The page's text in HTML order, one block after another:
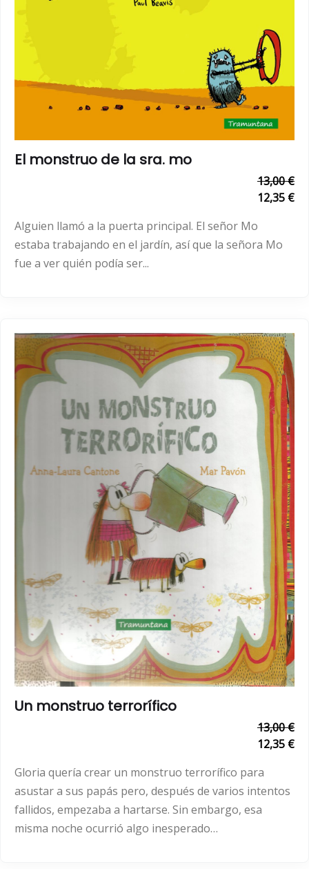
El monstruo de la sra. mo
13,00 €
12,35 €
Alguien llamó a la puerta principal. El señor Mo
estaba trabajando en el jardín, así que la señora Mo
fue a ver quién podía ser...
Un monstruo terrorífico
13,00 €
12,35 €
Gloria quería crear un monstruo terrorífico para
asustar a sus papás pero, después de varios intentos
fallidos, empezaba a hartarse. Sin embargo, esa
misma noche ocurrió algo inesperado…